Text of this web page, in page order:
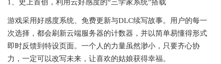
1、史上首创，利用云好感度的“三学家系统”搭载
游戏采用好感度系统、免费更新与DLC续写故事。用户的每一
次选择，都会刷新云端服务器的计数器，并以简单易懂得形式
即时反馈到特设页面。一个人的力量虽然渺小，只要齐心协
力，一定可以改写未来，让喜欢的姑娘获得幸福。